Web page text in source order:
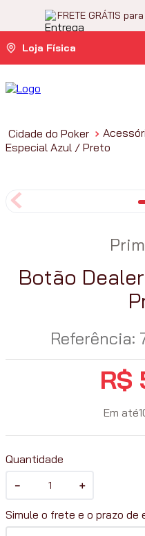
FRETE GRÁTIS
Loja Física
Especial Azul / Preto
Botão
Referência:
R$
Em até
Quantidade
＋
－